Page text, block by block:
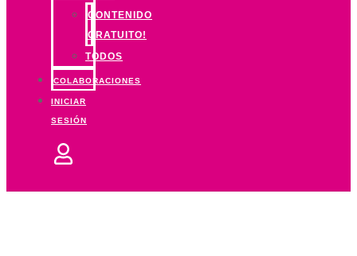
CONTENIDO
GRATUITO!
TODOS
COLABORACIONES
INICIAR
SESIÓN